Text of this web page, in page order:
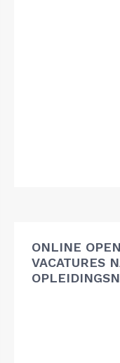
ONLINE
VACATURES